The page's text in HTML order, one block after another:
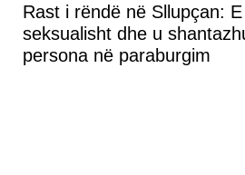
Rast i rëndë në Sllupçan:
seksualisht dhe u
persona në paraburgim